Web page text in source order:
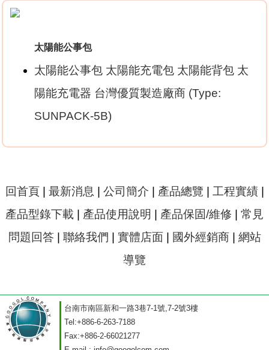
太陽能公事包
太陽能公事包 太陽能充電包 太陽能背包 太
陽能充電器 台灣優質製造廠商 (Type:
SUNPACK-5B)
回首頁| 最新消息 | 公司簡介 | 產品總覽 | 工程實績 |
產品型錄下載 | 產品使用說明 | 產品保固/維修 | 常見
問題回答| 聯絡我們 | 實體店面| 國外經銷商| 網站
導覽
台南市南區新和一路3巷7-1號,7-2號3樓
Tel:+886-6-263-7188
Fax:+886-2-66021277